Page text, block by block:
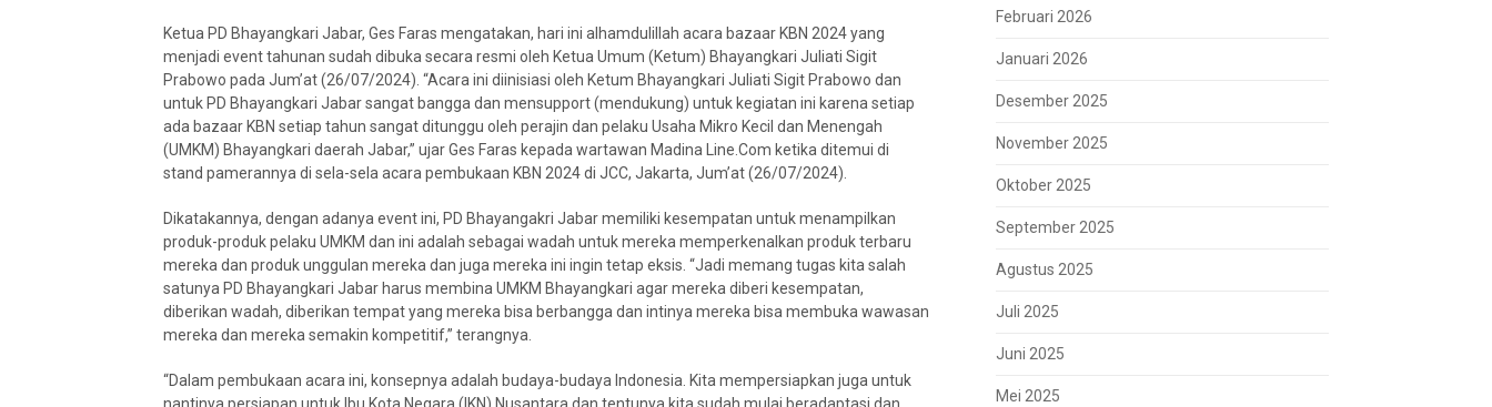
Ketua PD Bhayangkari Jabar, Ges Faras mengatakan, hari ini alhamdulillah acara bazaar KBN 2024 yang
menjadi event tahunan sudah dibuka secara resmi oleh Ketua Umum (Ketum) Bhayangkari Juliati Sigit
Prabowo pada Jum’at (26/07/2024). “Acara ini diinisiasi oleh Ketum Bhayangkari Juliati Sigit Prabowo dan
untuk PD Bhayangkari Jabar sangat bangga dan mensupport (mendukung) untuk kegiatan ini karena setiap
ada bazaar KBN setiap tahun sangat ditunggu oleh perajin dan pelaku Usaha Mikro Kecil dan Menengah
(UMKM) Bhayangkari daerah Jabar,” ujar Ges Faras kepada wartawan Madina Line.Com ketika ditemui di
stand pamerannya di sela-sela acara pembukaan KBN 2024 di JCC, Jakarta, Jum’at (26/07/2024).
Dikatakannya, dengan adanya event ini, PD Bhayangakri Jabar memiliki kesempatan untuk menampilkan
produk-produk pelaku UMKM dan ini adalah sebagai wadah untuk mereka memperkenalkan produk terbaru
mereka dan produk unggulan mereka dan juga mereka ini ingin tetap eksis. “Jadi memang tugas kita salah
satunya PD Bhayangkari Jabar harus membina UMKM Bhayangkari agar mereka diberi kesempatan,
diberikan wadah, diberikan tempat yang mereka bisa berbangga dan intinya mereka bisa membuka wawasan
mereka dan mereka semakin kompetitif,” terangnya.
“Dalam pembukaan acara ini, konsepnya adalah budaya-budaya Indonesia. Kita mempersiapkan juga untuk
Februari 2026
Januari 2026
Desember 2025
November 2025
Oktober 2025
September 2025
Agustus 2025
Juli 2025
Juni 2025
Mei 2025